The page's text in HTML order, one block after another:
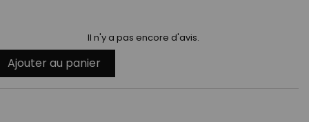
Il n'y a pas encore d'avis.
Ajouter au panier